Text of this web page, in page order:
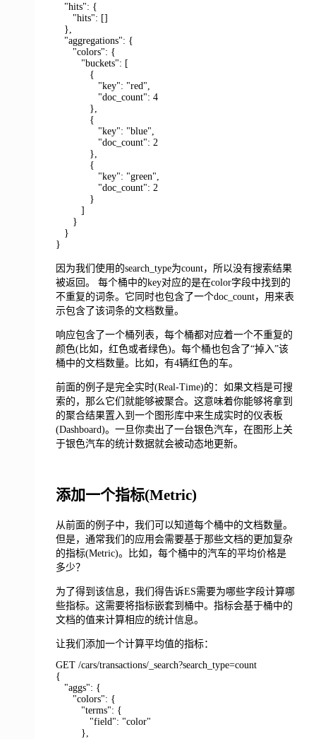
"hits": {
"hits": []
},
"aggregations": {
"colors": {
"buckets": [
{
"key": "red",
"doc_count": 4
},
{
"key": "blue",
"doc_count": 2
},
{
"key": "green",
"doc_count": 2
}
]
}
}
}
因为我们使用的search_type为count，所以没有搜索结果
被返回。 每个桶中的key对应的是在color字段中找到的
不重复的词条。它同时也包含了一个doc_count，用来表
示包含了该词条的文档数量。
响应包含了一个桶列表，每个桶都对应着一个不重复的
颜色(比如，红色或者绿色)。每个桶也包含了“掉入”该
桶中的文档数量。比如，有4辆红色的车。
前面的例子是完全实时(Real-Time)的：如果文档是可搜
索的，那么它们就能够被聚合。这意味着你能够将拿到
的聚合结果置入到一个图形库中来生成实时的仪表板
(Dashboard)。一旦你卖出了一台银色汽车，在图形上关
于银色汽车的统计数据就会被动态地更新。
添加一个指标(Metric)
从前面的例子中，我们可以知道每个桶中的文档数量。
但是，通常我们的应用会需要基于那些文档的更加复杂
的指标(Metric)。比如，每个桶中的汽车的平均价格是
多少？
为了得到该信息，我们得告诉ES需要为哪些字段计算哪
些指标。这需要将指标嵌套到桶中。指标会基于桶中的
文档的值来计算相应的统计信息。
让我们添加一个计算平均值的指标：
GET /cars/transactions/_search?search_type=count
{
"aggs": {
"colors": {
"terms": {
"field": "color"
},